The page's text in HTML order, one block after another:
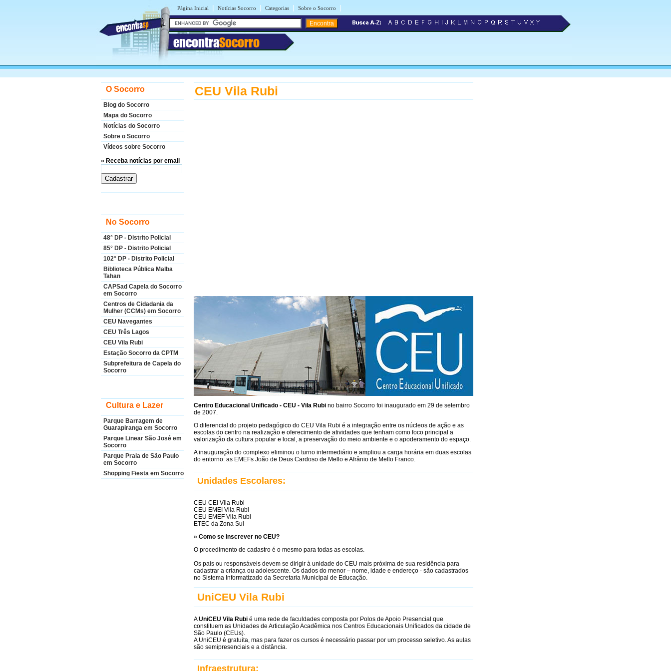
Página Inicial | Notícias Socorro | Categorias | Sobre o Socorro |
encontraSocorro
O Socorro
Blog do Socorro
Mapa do Socorro
Notícias do Socorro
Sobre o Socorro
Vídeos sobre Socorro
» Receba notícias por email
No Socorro
48° DP - Distrito Policial
85° DP - Distrito Policial
102° DP - Distrito Policial
Biblioteca Pública Malba
Tahan
CAPSad Capela do Socorro
em Socorro
Centros de Cidadania da
Mulher (CCMs) em Socorro
CEU Navegantes
CEU Três Lagos
CEU Vila Rubi
Estação Socorro da CPTM
Subprefeitura de Capela do
Socorro
Cultura e Lazer
Parque Barragem de
Guarapiranga em Socorro
Parque Linear São José em
Socorro
Parque Praia de São Paulo
em Socorro
Shopping Fiesta em Socorro
CEU Vila Rubi
Centro Educacional Unificado - CEU - Vila Rubi no bairro Socorro foi inaugurado em 29 de setembro
de 2007.
O diferencial do projeto pedagógico do CEU Vila Rubi é a integração entre os núcleos de ação e as
escolas do centro na realização e oferecimento de atividades que tenham como foco principal a
valorização da cultura popular e local, a preservação do meio ambiente e o apoderamento do espaço.
A inauguração do complexo eliminou o turno intermediário e ampliou a carga horária em duas escolas
do entorno: as EMEFs João de Deus Cardoso de Mello e Afrânio de Mello Franco.
Unidades Escolares:
CEU CEI Vila Rubi
CEU EMEI Vila Rubi
CEU EMEF Vila Rubi
ETEC da Zona Sul
» Como se inscrever no CEU?
O procedimento de cadastro é o mesmo para todas as escolas.
Os pais ou responsáveis devem se dirigir à unidade do CEU mais próxima de sua residência para
cadastrar a criança ou adolescente. Os dados do menor – nome, idade e endereço - são cadastrados
no Sistema Informatizado da Secretaria Municipal de Educação.
UniCEU Vila Rubi
AUniCEU Vila Rubi é uma rede de faculdades composta por Polos de Apoio Presencial que
constituem as Unidades de Articulação Acadêmica nos Centros Educacionais Unificados da cidade de
São Paulo (CEUs).
A UniCEU é gratuita, mas para fazer os cursos é necessário passar por um processo seletivo. As aulas
são semipresenciais e a distância.
Infraestrutura: